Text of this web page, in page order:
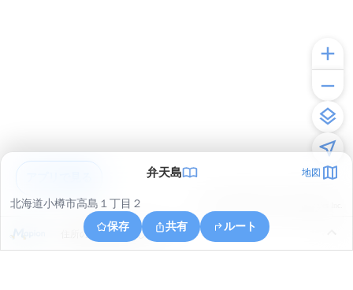
弁天島 地図
北海道小樽市高島１丁目２
保存
共有 ルート
住所の取得に失敗しました